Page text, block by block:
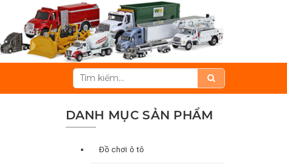
DANH MỤC SẢN PHẨM
Đồ chơi ô tô